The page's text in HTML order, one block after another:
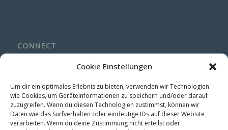
Cookie Einstellungen
Um dir ein optimales Erlebnis zu bieten, verwenden wir Technologien
wie Cookies, um Geräteinformationen zu speichern und/oder darauf
zuzugreifen. Wenn du diesen Technologien zustimmst, können wir
Daten wie das Surfverhalten oder eindeutige IDs auf dieser Website
verarbeiten. Wenn du deine Zustimmung nicht erteilst oder
CONNECT